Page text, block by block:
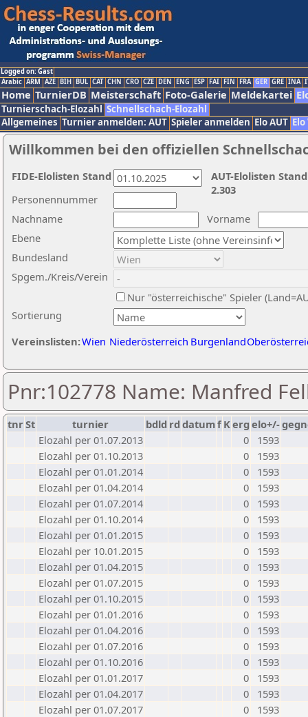
Logged on: Gast
Arabic ARM AZE BIH BUL CAT CHN CRO CZE DEN ENG ESP FAI FIN FRA GER GRE INA
Home TurnierDB Meisterschaft Foto-Galerie Meldekartei
Turnierschach-Elozahl Schnellschach-Elozahl
Allgemeines Turnier anmelden: AUT Spieler anmelden Elo AUT
Willkommen bei den offiziellen
Nachname
Vorname
Ebene
Sortierung
Personennummer
Bundesland
Spgem./Kreis/Verein
Nur "österreichische" Spieler
Vereinslisten:Wien Niederösterreich Burgenland
AUT-Elolisten
2.303
FIDE-Elolisten Stand
Pnr:102778 Name: Manfred
tnrSt turnier bdld rd datumf Kerg elo+/-
Elozahl per 01.07.2013
0
1593
Elozahl per 01.10.2013
0
1593
Elozahl per 01.01.2014
0
1593
Elozahl per 01.04.2014
0
1593
Elozahl per 01.07.2014
0
1593
Elozahl per 01.10.2014
0
1593
Elozahl per 01.01.2015
0
1593
Elozahl per 10.01.2015
0
1593
Elozahl per 01.04.2015
0
1593
Elozahl per 01.07.2015
0
1593
Elozahl per 01.10.2015
0
1593
Elozahl per 01.01.2016
0
1593
Elozahl per 01.04.2016
0
1593
Elozahl per 01.07.2016
0
1593
Elozahl per 01.10.2016
0
1593
Elozahl per 01.01.2017
0
1593
Elozahl per 01.04.2017
0
1593
Elozahl per 01.07.2017
0
1593